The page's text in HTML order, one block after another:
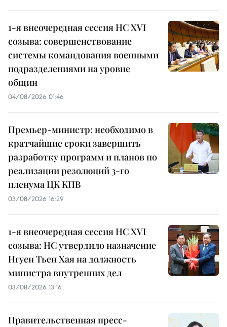
1-я внеочередная сессия НС XVI
созыва: совершенствование
системы командования военными
подразделениями на уровне
общин
04/08/2026 01:46
Премьер-министр: необходимо в
кратчайшие сроки завершить
разработку программ и планов по
реализации резолюций 3-го
пленума ЦК КПВ
03/08/2026 16:29
1-я внеочередная сессия НС XVI
созыва: НС утвердило назначение
Нгуен Тьен Хая на должность
министра внутренних дел
03/08/2026 13:16
Правительственная пресс-